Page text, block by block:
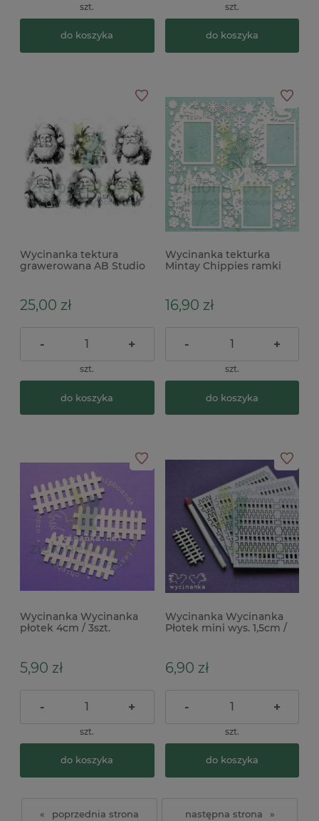
szt.
do koszyka
szt.
do koszyka
Wycinanka tektura
grawerowana AB Studio
25,00 zł
- +
szt.
do koszyka
Wycinanka tekturka
Mintay Chippies ramki
16,90 zł
- +
szt.
do koszyka
Wycinanka Wycinanka
płotek 4cm / 3szt.
5,90 zł
- +
szt.
do koszyka
Wycinanka Wycinanka
Płotek mini wys. 1,5cm /
6,90 zł
- +
szt.
do koszyka
« »